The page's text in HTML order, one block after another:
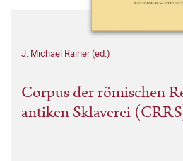
J. Michael Rainer (ed.)
Corpus der römischen
antiken Sklaverei